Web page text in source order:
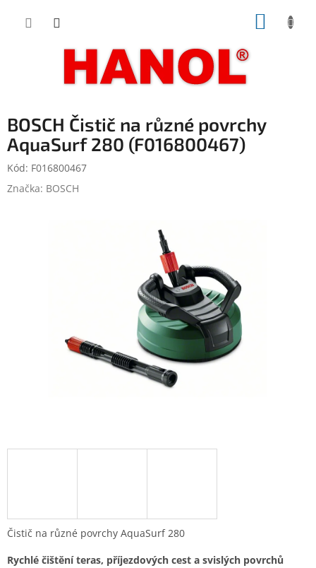
BOSCH Čistič na různé povrchy
AquaSurf 280 (F016800467)
Kód: F016800467
Značka: BOSCH
Čistič na různé povrchy AquaSurf 280
Rychlé čištění teras, příjezdových cest a svislých povrchů